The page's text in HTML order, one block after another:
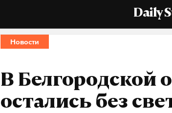
Daily
Новости
В Белгородской
остались без